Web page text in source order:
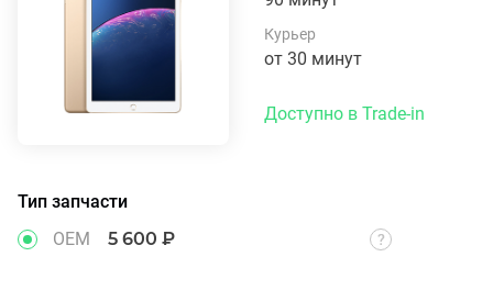
Курьер
от 30 минут
Доступно в Trade-in
Тип запчасти
OEM
5 600 ₽